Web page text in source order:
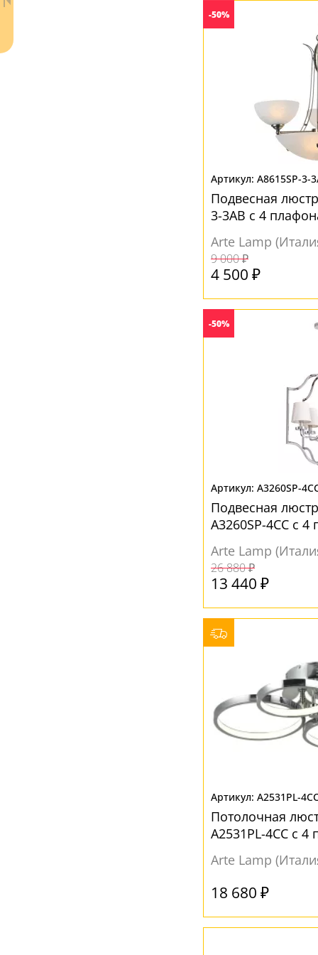
- бесплатно по России
-50%
A8615SP-3-
Подвесная
3-3AB с 4
Arte Lamp
9 000 ₽
4 500 ₽
-50%
A3260SP-
Подвесная
A3260SP-4CC с
Arte Lamp
26 880 ₽
13 440 ₽
A2531PL-
Потолочная
A2531PL-4CC с
Arte Lamp
18 680 ₽